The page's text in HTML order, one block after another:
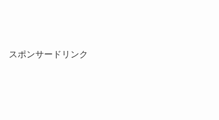
スポンサードリンク